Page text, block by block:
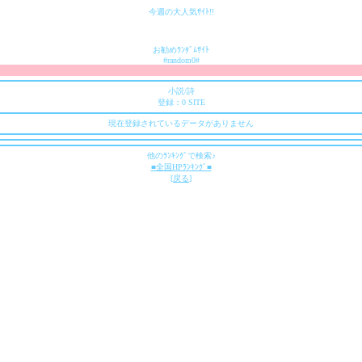
今週の大人気ｻｲﾄ!!
お勧めﾗﾝﾀﾞﾑｻｲﾄ
#random0#
小説/詩
登録：0 SITE
現在登録されているデータがありません
他のﾗﾝｷﾝｸﾞで検索♪
■全国HPﾗﾝｷﾝｸﾞ■
[戻る]